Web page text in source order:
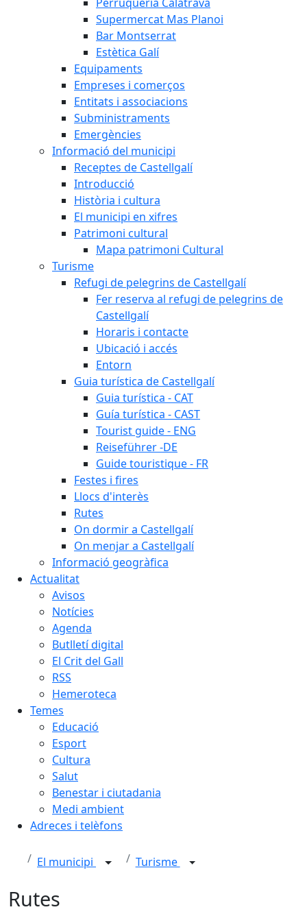
Supermercat Mas Planoi
Bar Montserrat
Estètica Galí
Equipaments
Empreses i comerços
Entitats i associacions
Subministraments
Emergències
Informació del municipi
Receptes de Castellgalí
Introducció
Història i cultura
El municipi en xifres
Patrimoni cultural
Mapa patrimoni Cultural
Turisme
Refugi de pelegrins de Castellgalí
Fer reserva al refugi de pelegrins de
Castellgalí
Horaris i contacte
Ubicació i accés
Entorn
Guia turística de Castellgalí
Guia turística - CAT
Guía turística - CAST
Tourist guide - ENG
Reiseführer -DE
Guide touristique - FR
Festes i fires
Llocs d'interès
Rutes
On dormir a Castellgalí
On menjar a Castellgalí
Informació geogràfica
Actualitat
Avisos
Notícies
Agenda
Butlletí digital
El Crit del Gall
RSS
Hemeroteca
Temes
Educació
Esport
Cultura
Salut
Benestar i ciutadania
Medi ambient
Adreces i telèfons
El municipi Turisme
Rutes